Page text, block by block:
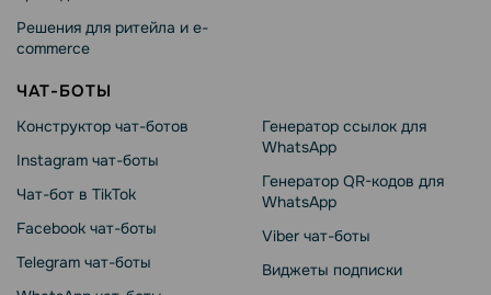
Решения для ритейла и e-
commerce
ЧАТ-БОТЫ
Конструктор чат-ботов
Instagram чат-боты
Чат-бот в TikTok
Facebook чат-боты
Telegram чат-боты
Генератор ссылок для
WhatsApp
Генератор QR-кодов для
WhatsApp
Viber чат-боты
Виджеты подписки